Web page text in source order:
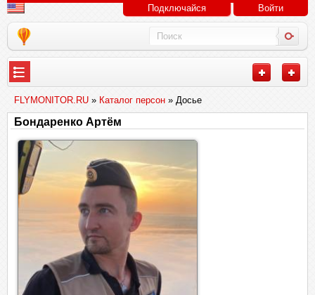
Подключайся Войти
FLYMONITOR.RU » Каталог персон » Досье
Бондаренко Артём